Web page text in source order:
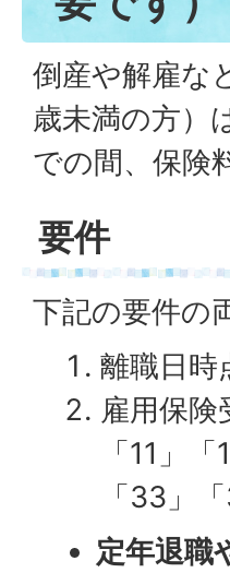
倒産や解雇な
歳未満の方）
での間、保険
要件
下記の要件の
離職日時
雇用保
「11」
「33」
定年退職